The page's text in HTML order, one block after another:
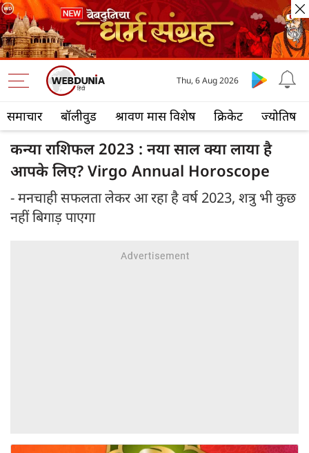
समाचार बॉलीवुड श्रावण मास विशेष क्रिकेट ज्योतिष
Thu, 6 Aug 2026
कन्या राशिफल 2023 : नया साल क्या लाया है
आपके लिए? Virgo Annual Horoscope
- मनचाही सफलता लेकर आ रहा है वर्ष 2023, शत्रु भी कुछ
नहीं बिगाड़ पाएगा